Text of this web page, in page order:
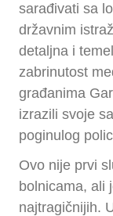
sarađivati sa
državnim
detaljna i
zabrinutost
građanima
izrazili svoje
poginulog
Ovo nije prvi
bolnicama, ali
najtragičnijih.